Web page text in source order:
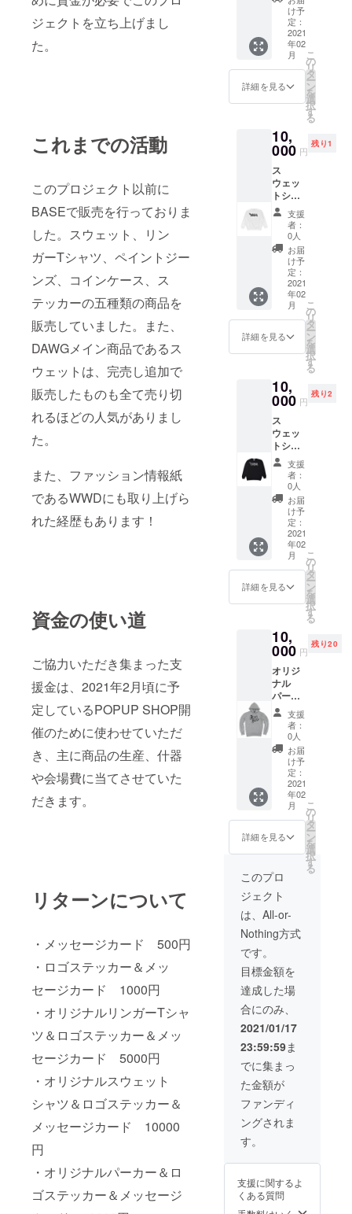
ジェクトを立ち上げまし
た。
これまでの活動
このプロジェクト以前に
BASEで販売を行っておりま
した。スウェット、リン
ガーTシャツ、ペイントジー
ンズ、コインケース、ス
テッカーの五種類の商品を
販売していました。また、
DAWGメイン商品であるス
ウェットは、完売し追加で
販売したものも全て売り切
れるほどの人気がありまし
た。
また、ファッション情報紙
であるWWDにも取り上げら
れた経歴もあります！
資金の使い道
ご協力いただき集まった支
援金は、2021年2月頃に予
定しているPOPUP SHOP開
催のために使わせていただ
き、主に商品の生産、什器
や会場費に当てさせていた
だきます。
リターンについて
・メッセージカード 500円
・ロゴステッカー＆メッ
セージカード 1000円
・オリジナルリンガーTシャ
ツ＆ロゴステッカー＆メッ
セージカード 5000円
・オリジナルスウェット
シャツ＆ロゴステッカー＆
メッセージカード 10000
円
・オリジナルパーカー＆ロ
ゴステッカー＆メッセージ
２３ こ
ちら
は、送
料/税込
みと
なって
おりま
メッ
セージ
カード
を送ら
せてい
ただき
ます。
リン
ガーT
ツ Sサ
イズ 着
丈
６７ 身
幅
４７ 袖
丈
２３ こ
ちら
は、送
料/税込
みと
なって
おりま
す。
け予
定：
2021
年02
月
詳細を見る
こ
の
リ
タ
ー
ン
を
選
択
す
る
10,
000 円
残り1
ス
ウェッ
トシャ
ツ(ホワ
イト)と
ロゴス
テッ
カー、
メッ
セージ
カー
ド、
POPUP
で使え
る
10％OF
ンを送
らせて
いただ
きま
す。
（クー
ポンは
POPUP
期間中
のみ有
効とな
りま
す。）
＊新型
コロナ
ウイル
スの影
になっ
た場合
は、オ
ンライ
ン販売
を行う
予定で
すので
そこで
使える
クーポ
ンを配
布いた
しま
す。 ス
ウェッ
トシャ
ズのみ
ます。
ス
ウェッ
トシャ
イズ 着
丈
７０ 身
幅
５８ 肩
幅
丈
６０ こ
ちら
は、送
料/税込
みと
なって
支援
者：
0人
お届
け予
定：
2021
年02
月
詳細を見る
こ
の
リ
タ
ー
ン
を
選
択
す
る
10,
000 円
残り2
ス
ウェッ
トシャ
ツ(ブ
ラッ
ク)、ロ
ゴス
テッ
カー、
メッ
セージ
カー
ド、
POPUP
で使え
る
Fクーポ
ンを送
らせて
いただ
きま
す。
（クー
ポンは
POPUP
期間中
のみ有
効とな
りま
す。）
＊新型
コロナ
ウイル
POPUP
が中止
になっ
た場合
は、オ
ンライ
予定で
すので
そこで
使える
クーポ
ンを配
布いた
しま
す。 ス
ウェッ
トシャ
ツはワ
ンサイ
ます。
ス
ウェッ
トシャ
支援
者：
0人
お届
け予
定：
2021
年02
月
詳細を見る
こ
の
リ
タ
ー
ン
を
選
択
す
る
10,
000 円
残り20
オリジ
ナル
パー
カー、
ロゴス
テッ
カー、
メッ
セージ
カー
ド、
POPUP
で使え
る
10％OF
Fクーポ
ンを送
らせて
いただ
きま
す。
（クー
期間中
のみ有
効とな
りま
す。）
＊新型
コロナ
ウイル
スの影
響で
POPUP
が中止
になっ
ンライ
を行う
予定で
支援
者：
0人
お届
け予
定：
2021
年02
月
詳細を見る
こ
の
リ
タ
ー
ン
を
選
択
す
る
このプロ
ジェクト
は、All-or-
Nothing方式
です。
目標金額を
達成した場
合にのみ、
2021/01/17
23:59:59ま
でに集まっ
た金額が
ファンディ
ングされま
す。
支援に関するよ
くある質問